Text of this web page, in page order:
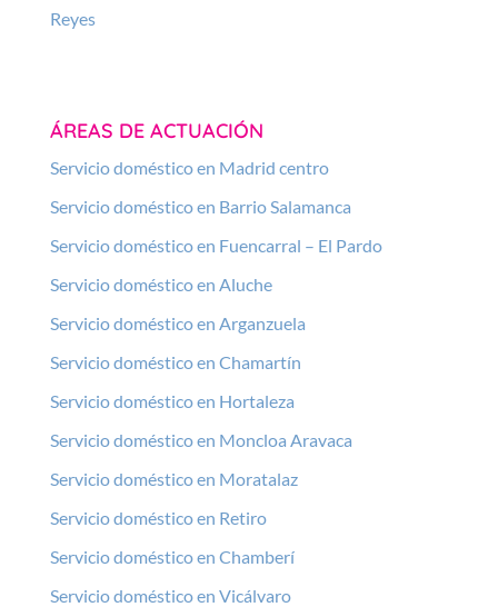
Reyes
ÁREAS DE ACTUACIÓN
Servicio doméstico en Madrid centro
Servicio doméstico en Barrio Salamanca
Servicio doméstico en Fuencarral – El Pardo
Servicio doméstico en Aluche
Servicio doméstico en Arganzuela
Servicio doméstico en Chamartín
Servicio doméstico en Hortaleza
Servicio doméstico en Moncloa Aravaca
Servicio doméstico en Moratalaz
Servicio doméstico en Retiro
Servicio doméstico en Chamberí
Servicio doméstico en Vicálvaro